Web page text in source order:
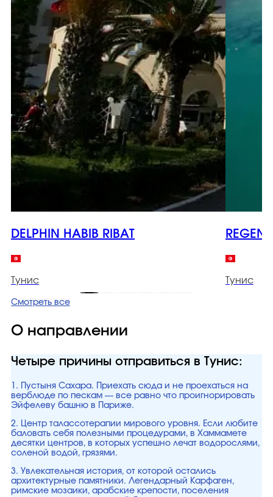
DELPHIN HABIB RIBAT
Тунис Тунис
Смотреть все
О направлении
Четыре причины отправиться в Тунис:
1. Пустыня Сахара. Приехать сюда и не проехаться на
верблюде по пескам — все равно что проигнорировать
Эйфелеву башню в Париже.
2. Центр талассотерапии мирового уровня. Если любите
баловать себя полезными процедурами, в Хаммамете
десятки центров, в которых успешно лечат водорослями,
соленой водой, грязями.
3. Увлекательная история, от которой остались
архитектурные памятники. Легендарный Карфаген,
римские мозаики, арабские крепости, поселения